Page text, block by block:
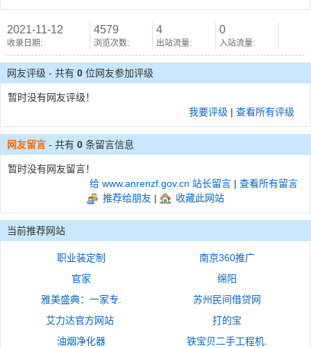
2021-11-12
收录日期:
4579
浏览次数:
4
出站流量:
0
入站流量:
网友评级 - 共有 0 位网友参加评级
暂时没有网友评级！
我要评级 | 查看所有评级
网友留言 - 共有 0 条留言信息
暂时没有网友留言！
给 www.anrenzf.gov.cn 站长留言 | 查看所有留言
推荐给朋友 | 收藏此网站
当前推荐网站
职业装定制
南京360推广
官家
绵阳
雅美盛典：一家专.
苏州民间借贷网
艾力达官方网站
打的宝
油烟净化器
铁宝贝二手工程机.